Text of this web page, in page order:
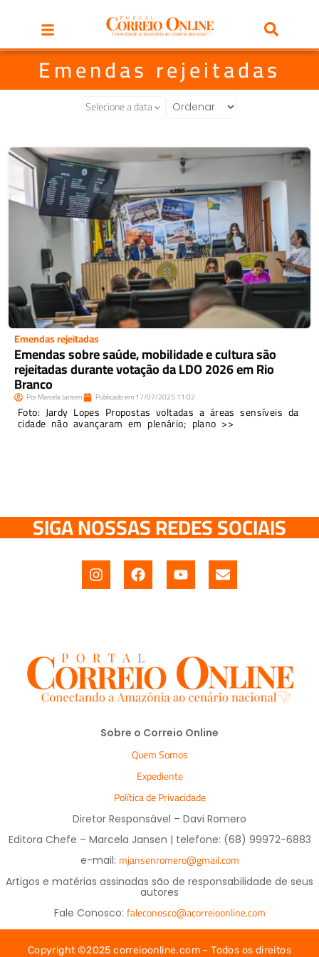
Emendas rejeitadas
Selecione a data
Emendas rejeitadas
Emendas sobre saúde, mobilidade e cultura são
rejeitadas durante votação da LDO 2026 em Rio
Branco
PorMarcela Jansen Publicado em17/07/2025 11:02
Foto: Jardy Lopes Propostas voltadas a áreas sensíveis da
cidade não avançaram em plenário; plano >>
SIGA NOSSAS REDES SOCIAIS
Sobre o Correio Online
Quem Somos
Expediente
Política de Privacidade
Diretor Responsável – Davi Romero
Editora Chefe – Marcela Jansen | telefone: (68) 99972-6883
e-mail: mjansenromero@gmail.com
Artigos e matérias assinadas são de responsabilidade de seus
autores
Fale Conosco: faleconosco@acorreioonline.com
Copyright ©2025 correioonline.com – Todos os direitos